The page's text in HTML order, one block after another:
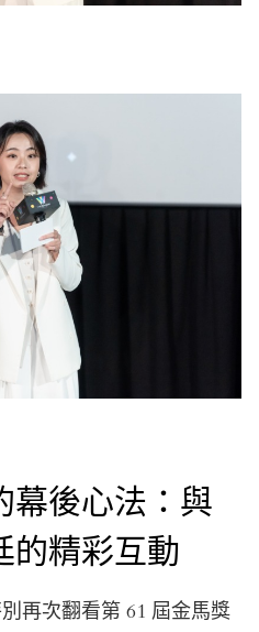
幕後心法：與
的精彩互動
再次翻看第 61 屆金馬獎